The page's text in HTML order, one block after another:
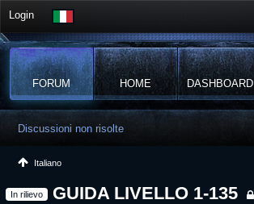
Login
FORUM HOME DASHBOARD
Discussioni non risolte
Italiano
In rilievo GUIDA LIVELLO 1-135